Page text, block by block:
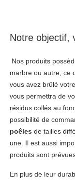
Notre objectif,
Nos produits
marbre ou autre, ce
vous avez brûlé
vous permettra de
résidus collés au
possibilité de
poêles de tailles
une. Il est aussi
produits sont
En plus de leur